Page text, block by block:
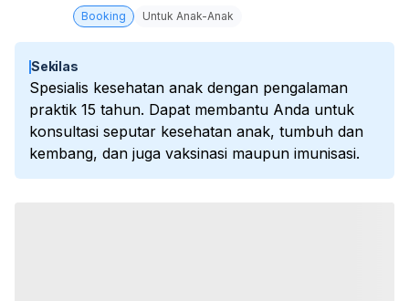
Booking Untuk Anak-Anak
Sekilas
Spesialis kesehatan anak dengan pengalaman
praktik 15 tahun. Dapat membantu Anda untuk
konsultasi seputar kesehatan anak, tumbuh dan
kembang, dan juga vaksinasi maupun imunisasi.